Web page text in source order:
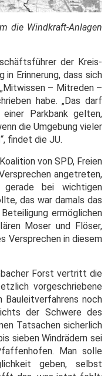
die Windkraft-Anlagen
der Kreis-
in Erinnerung, dass sich
– Mitreden –
habe. „Das darf
Parkbank gelten,
die Umgebung vieler
findet die JU.
von SPD, Freien
angetreten,
bei wichtigen
das war damals das
ermöglichen
Moser und Flöser,
Versprechen in diesem
Forst vertritt die
vorgeschriebene
Bauleitverfahrens noch
der Schwere des
Tatsachen sicherlich
sieben Windrädern sei
Man solle
geben, selbst